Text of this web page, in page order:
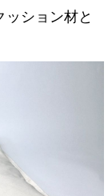
ション材と